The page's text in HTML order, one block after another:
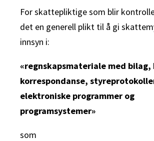
For skattepliktige som blir
det en generell plikt til å gi
innsyn i:
«regnskapsmateriale med
korrespondanse,
elektroniske programmer og
programsystemer»
som